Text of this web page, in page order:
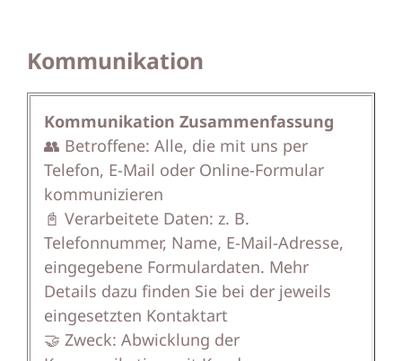
Kommunikation
Kommunikation Zusammenfassung
👥 Betroffene: Alle, die mit uns per
Telefon, E-Mail oder Online-Formular
kommunizieren
📓 Verarbeitete Daten: z. B.
Telefonnummer, Name, E-Mail-Adresse,
eingegebene Formulardaten. Mehr
Details dazu finden Sie bei der jeweils
eingesetzten Kontaktart
🤝 Zweck: Abwicklung der